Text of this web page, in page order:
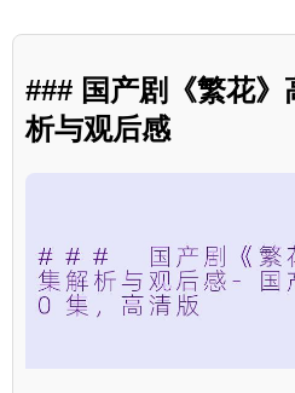
### 国产剧《繁花》
析与观后感